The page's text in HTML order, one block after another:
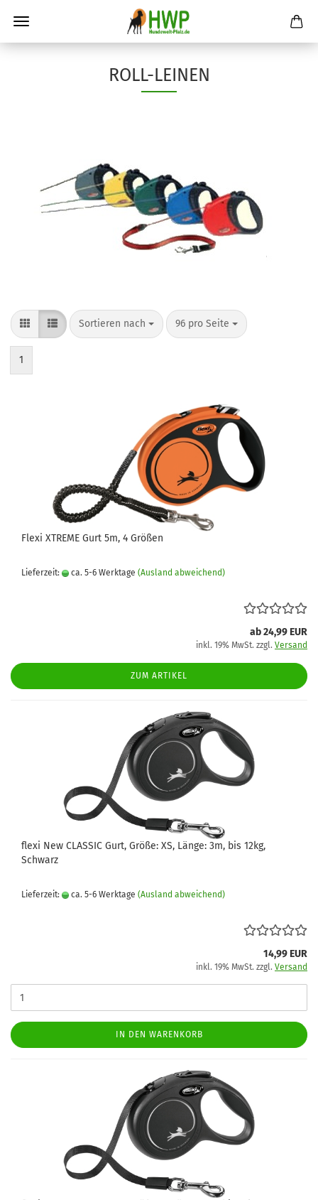
ROLL-LEINEN
Sortieren nach
Sortieren nach 96 pro Seite
pro Seite
1
Flexi XTREME Gurt 5m, 4 Größen
Lieferzeit: ca. 5-6 Werktage (Ausland abweichend)
ab 24,99 EUR
inkl. 19% MwSt. zzgl. Versand
ZUM ARTIKEL
flexi New CLASSIC Gurt, Größe: XS, Länge: 3m, bis 12kg,
Schwarz
Lieferzeit: ca. 5-6 Werktage (Ausland abweichend)
14,99 EUR
inkl. 19% MwSt. zzgl. Versand
IN DEN WARENKORB